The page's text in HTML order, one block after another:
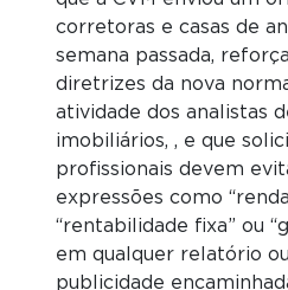
corretoras e casas de
semana passada,
diretrizes da nova
atividade dos analistas
imobiliários, , e que
profissionais devem
expressões como
“rentabilidade fixa” ou
em qualquer relatório ou
publicidade